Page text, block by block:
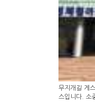
무지개길 게
스입니다. 소